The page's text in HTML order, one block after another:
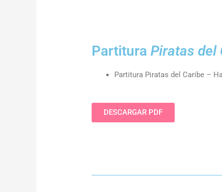
PartituraPiratas del
Partitura Piratas del Caribe –
DESCARGAR PDF